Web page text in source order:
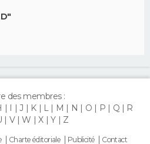
des membres :
I J K L M N O P Q
R
V W X Y Z
Charte éditoriale Publicité Contact